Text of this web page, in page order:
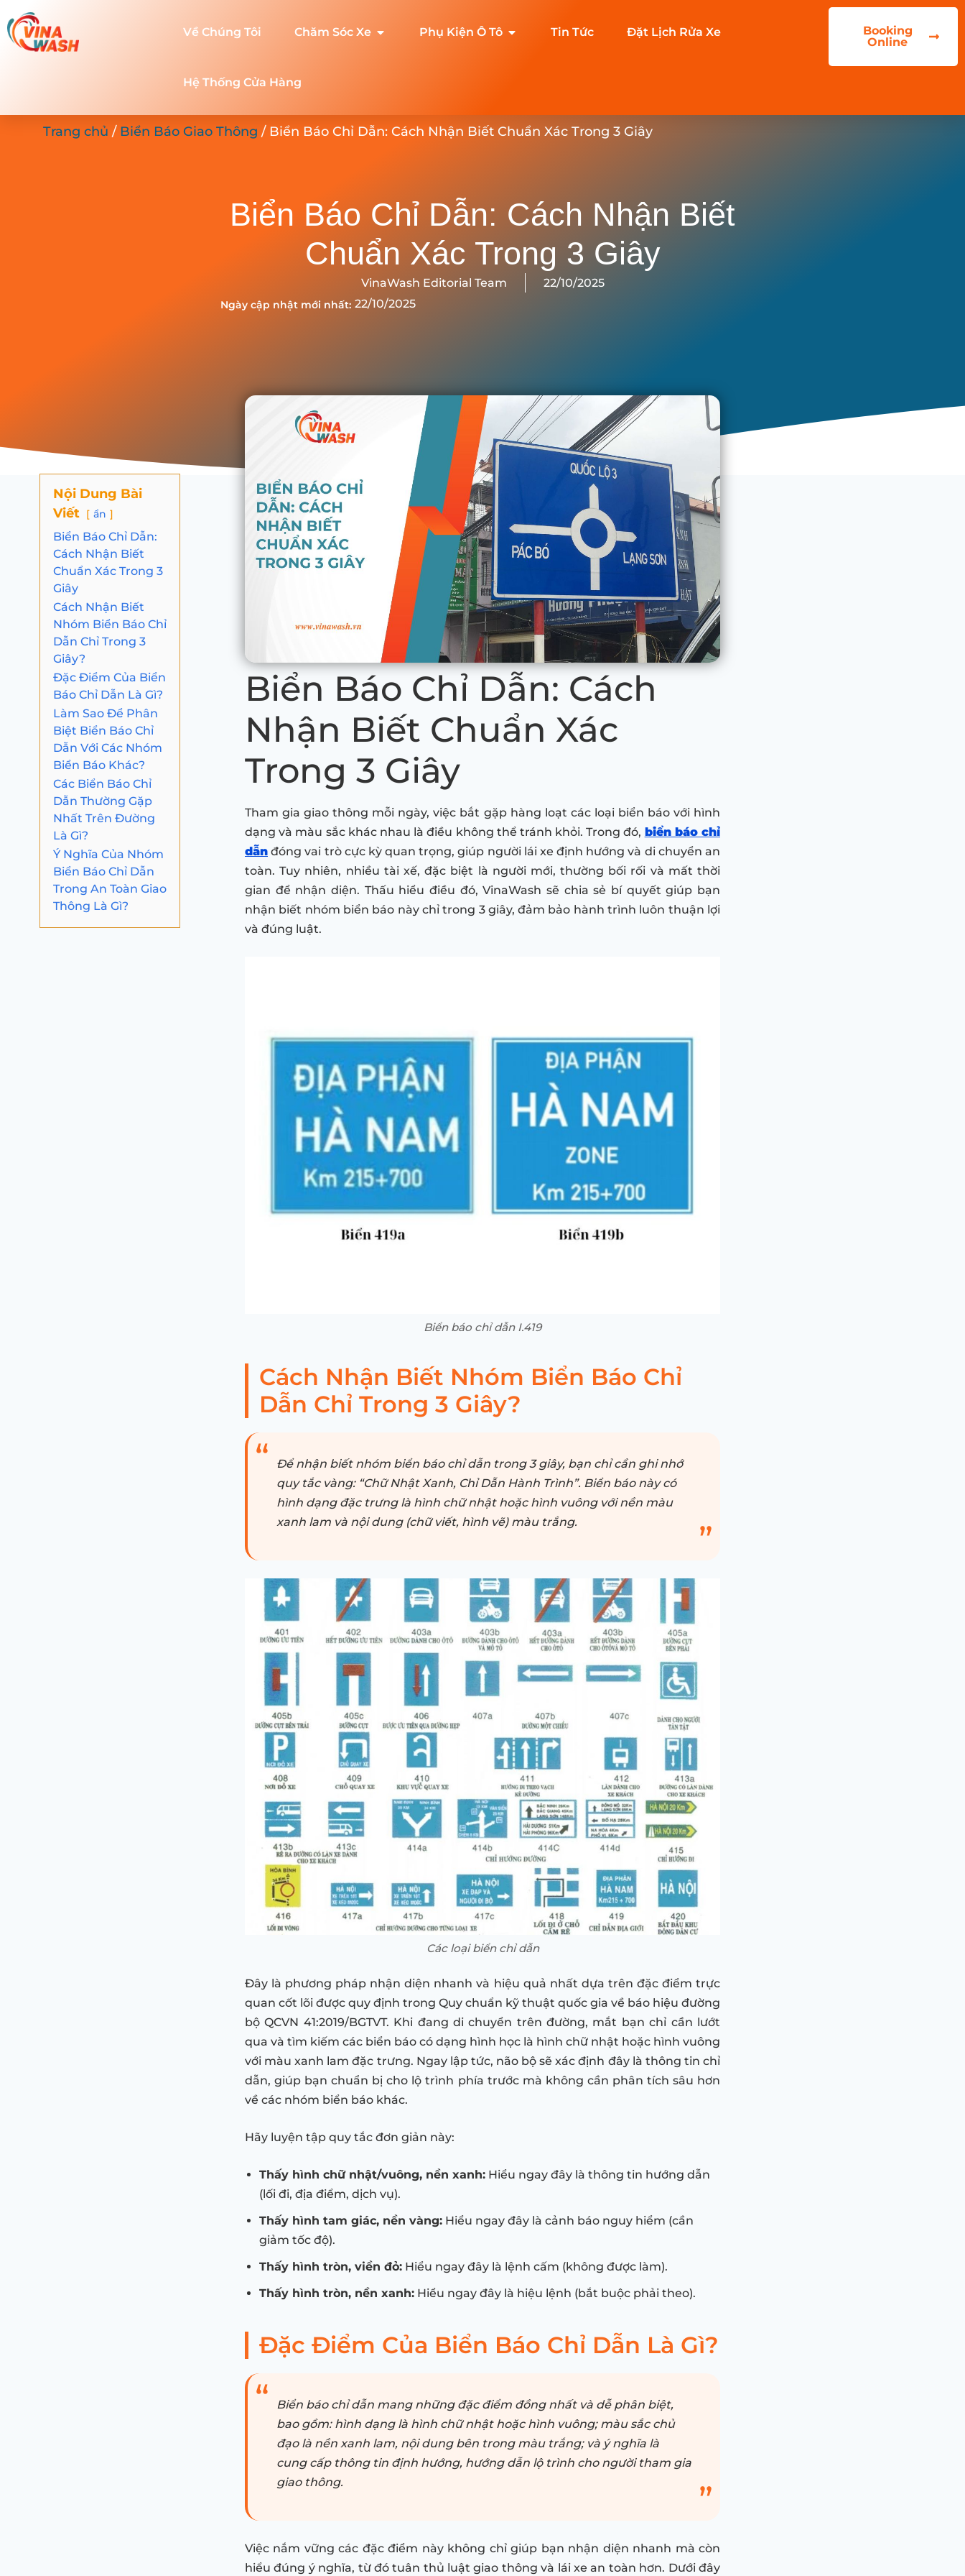
Về Chúng Tôi Chăm Sóc Xe Phụ Kiện Ô Tô Tin Tức Đặt Lịch Rửa Xe
Hệ Thống Cửa Hàng
Booking
Online
Trang chủ / Biển Báo Giao Thông / Biển Báo Chỉ Dẫn: Cách Nhận Biết Chuẩn Xác Trong 3 Giây
Biển Báo Chỉ Dẫn: Cách Nhận Biết
Chuẩn Xác Trong 3 Giây
VinaWash Editorial Team 22/10/2025
Ngày cập nhật mới nhất: 22/10/2025
Nội Dung Bài
Viết
ẩn
Biển Báo Chỉ Dẫn:
Cách Nhận Biết
Chuẩn Xác Trong 3
Giây
Cách Nhận Biết
Nhóm Biển Báo Chỉ
Dẫn Chỉ Trong 3
Giây?
Đặc Điểm Của Biển
Báo Chỉ Dẫn Là Gì?
Làm Sao Để Phân
Biệt Biển Báo Chỉ
Dẫn Với Các Nhóm
Biển Báo Khác?
Các Biển Báo Chỉ
Dẫn Thường Gặp
Nhất Trên Đường
Là Gì?
Ý Nghĩa Của Nhóm
Biển Báo Chỉ Dẫn
Trong An Toàn Giao
Thông Là Gì?
Biển Báo Chỉ Dẫn: Cách
Nhận Biết Chuẩn Xác
Trong 3 Giây
Tham gia giao thông mỗi ngày, việc bắt gặp hàng loạt các loại biển báo với hình
dạng và màu sắc khác nhau là điều không thể tránh khỏi. Trong đó, biển báo chỉ
dẫn đóng vai trò cực kỳ quan trọng, giúp người lái xe định hướng và di chuyển an
toàn. Tuy nhiên, nhiều tài xế, đặc biệt là người mới, thường bối rối và mất thời
gian để nhận diện. Thấu hiểu điều đó, VinaWash sẽ chia sẻ bí quyết giúp bạn
nhận biết nhóm biển báo này chỉ trong 3 giây, đảm bảo hành trình luôn thuận lợi
và đúng luật.
Biển báo chỉ dẫn I.419
Cách Nhận Biết Nhóm Biển Báo Chỉ
Dẫn Chỉ Trong 3 Giây?
Để nhận biết nhóm biển báo chỉ dẫn trong 3 giây, bạn chỉ cần ghi nhớ
quy tắc vàng: “Chữ Nhật Xanh, Chỉ Dẫn Hành Trình”. Biển báo này có
hình dạng đặc trưng là hình chữ nhật hoặc hình vuông với nền màu
xanh lam và nội dung (chữ viết, hình vẽ) màu trắng.
Các loại biển chỉ dẫn
Đây là phương pháp nhận diện nhanh và hiệu quả nhất dựa trên đặc điểm trực
quan cốt lõi được quy định trong Quy chuẩn kỹ thuật quốc gia về báo hiệu đường
bộ QCVN 41:2019/BGTVT. Khi đang di chuyển trên đường, mắt bạn chỉ cần lướt
qua và tìm kiếm các biển báo có dạng hình học là hình chữ nhật hoặc hình vuông
với màu xanh lam đặc trưng. Ngay lập tức, não bộ sẽ xác định đây là thông tin chỉ
dẫn, giúp bạn chuẩn bị cho lộ trình phía trước mà không cần phân tích sâu hơn
về các nhóm biển báo khác.
Hãy luyện tập quy tắc đơn giản này:
Thấy hình chữ nhật/vuông, nền xanh: Hiểu ngay đây là thông tin hướng dẫn
(lối đi, địa điểm, dịch vụ).
Thấy hình tam giác, nền vàng: Hiểu ngay đây là cảnh báo nguy hiểm (cần
giảm tốc độ).
Thấy hình tròn, viền đỏ: Hiểu ngay đây là lệnh cấm (không được làm).
Thấy hình tròn, nền xanh: Hiểu ngay đây là hiệu lệnh (bắt buộc phải theo).
Đặc Điểm Của Biển Báo Chỉ Dẫn Là Gì?
Biển báo chỉ dẫn mang những đặc điểm đồng nhất và dễ phân biệt,
bao gồm: hình dạng là hình chữ nhật hoặc hình vuông; màu sắc chủ
đạo là nền xanh lam, nội dung bên trong màu trắng; và ý nghĩa là
cung cấp thông tin định hướng, hướng dẫn lộ trình cho người tham gia
giao thông.
Việc nắm vững các đặc điểm này không chỉ giúp bạn nhận diện nhanh mà còn
hiểu đúng ý nghĩa, từ đó tuân thủ luật giao thông và lái xe an toàn hơn. Dưới đây